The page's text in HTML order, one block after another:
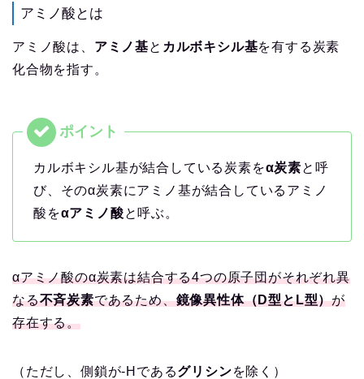
アミノ酸とは
アミノ酸は、 アミノ基と カルボキシル基を有する炭素
化合物を指す。
カルボキシル基が結合している炭素をα炭素と呼
び、そのα炭素にアミノ基が結合しているアミノ
酸をαアミノ酸と呼ぶ。
αアミノ酸のα炭素は結合する4つの原子団がそれぞれ異
なる不斉炭素であるため、鏡像異性体（D型とL型）が
存在する。
（ただし、側鎖が-Hであるグリシンを除く）